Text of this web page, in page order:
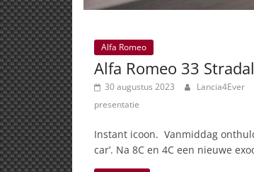
Alfa Romeo
Alfa Romeo 33
30 augustus 2023 Lancia4Ever
presentatie
Instant icoon. Vanmiddag
car’. Na 8C en 4C een nieuwe